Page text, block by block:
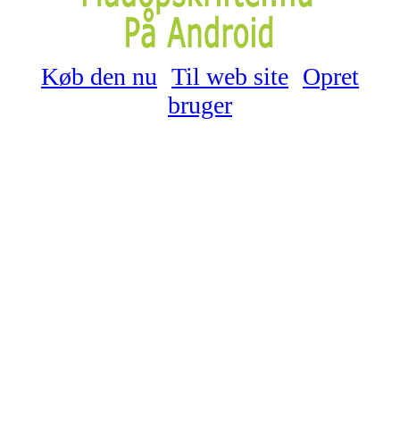
Køb den nu Til web site Opret
bruger